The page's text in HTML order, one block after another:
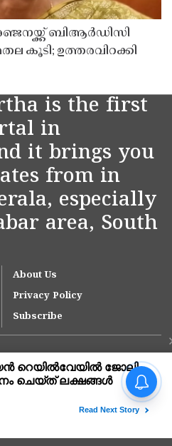
ബിആർഡിസി
കൂടി; ഉത്തരവിറക്കി
is the first
in
it brings you
from in
especially
area, South
About Us
Privacy Policy
Subscribe